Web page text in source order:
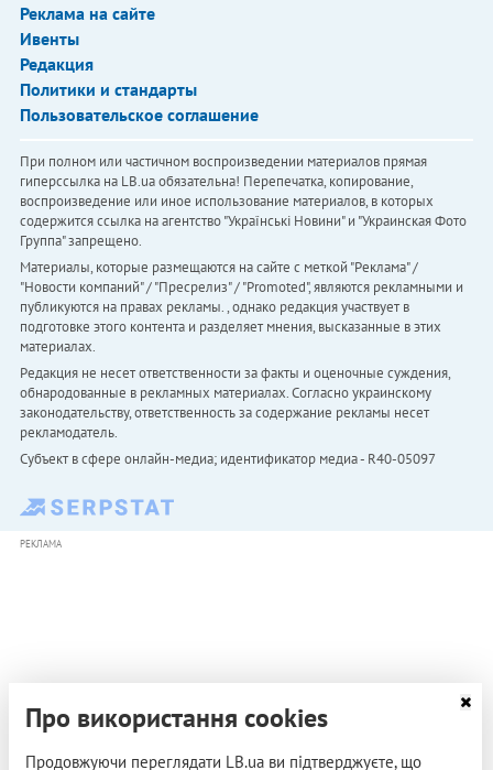
Реклама на сайте
Ивенты
Редакция
Политики и стандарты
Пользовательское соглашение
При полном или частичном воспроизведении материалов прямая
гиперссылка на LB.ua обязательна! Перепечатка, копирование,
воспроизведение или иное использование материалов, в которых
содержится ссылка на агентство "Українськi Новини" и "Украинская Фото
Группа" запрещено.
Материалы, которые размещаются на сайте с меткой "Реклама" /
"Новости компаний" / "Пресрелиз" / "Promoted", являются рекламными и
публикуются на правах рекламы. , однако редакция участвует в
подготовке этого контента и разделяет мнения, высказанные в этих
материалах.
Редакция не несет ответственности за факты и оценочные суждения,
обнародованные в рекламных материалах. Согласно украинскому
законодательству, ответственность за содержание рекламы несет
рекламодатель.
Субъект в сфере онлайн-медиа; идентификатор медиа - R40-05097
РЕКЛАМА
Про використання cookies
Продовжуючи переглядати LB.ua ви підтверджуєте, що